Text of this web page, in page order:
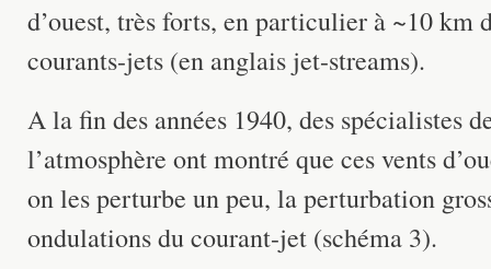
d’ouest, très forts, en particulier à ~10 km
courants-jets (en anglais jet-streams).
A la fin des années 1940, des spécialistes
l’atmosphère ont montré que ces vents
on les perturbe un peu, la perturbation
ondulations du courant-jet (schéma 3).